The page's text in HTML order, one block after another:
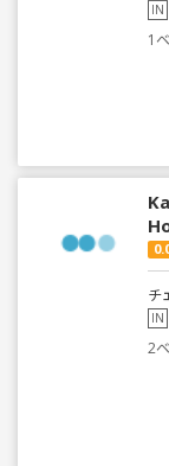
IN
1
チ
IN
2